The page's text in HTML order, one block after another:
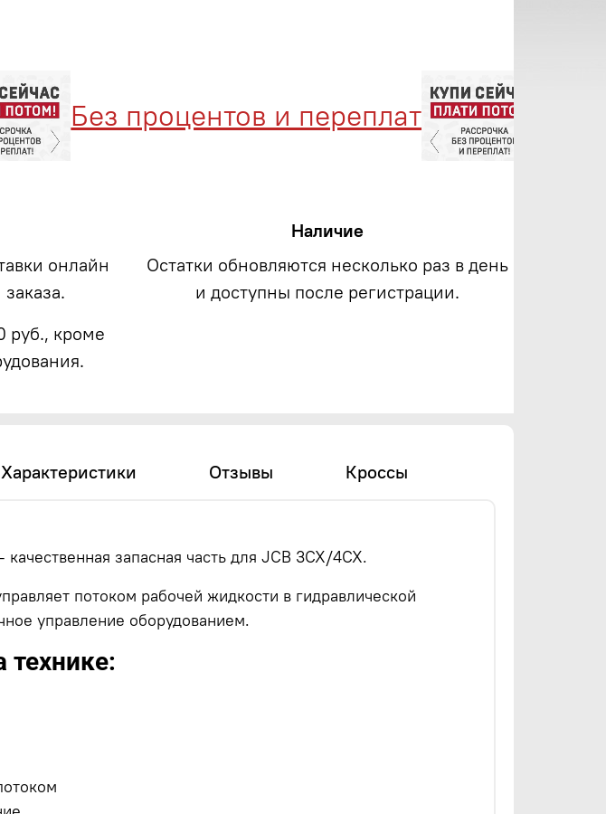
Без процентов и переплат
онлайн
руб., кроме
Наличие
Остатки обновляются несколько раз в день
и доступны после регистрации.
Характеристики Отзывы Кроссы
качественная запасная часть для JCB 3CX/4CX.
потоком рабочей жидкости в гидравлической
управление оборудованием.
технике: